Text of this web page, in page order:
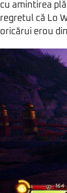
cu amintirea
regretul că Lo
oricărui erou